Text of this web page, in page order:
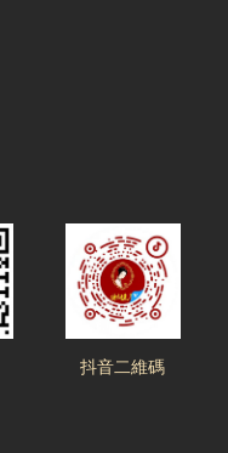
抖音二維碼